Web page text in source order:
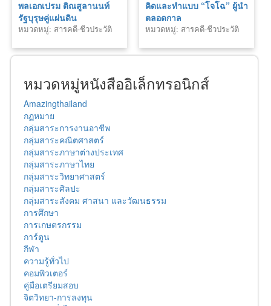
พลเอกเปรม ติณสูลานนท์
รัฐบุรุษคู่แผ่นดิน
หมวดหมู่: สารคดี-ชีวประวัติ
คิดและทำแบบ “โจโฉ” ผู้นำ
ตลอดกาล
หมวดหมู่: สารคดี-ชีวประวัติ
หมวดหมู่หนังสืออิเล็กทรอนิกส์
Amazingthailand
กฏหมาย
กลุ่มสาระการงานอาชีพ
กลุ่มสาระคณิตศาสตร์
กลุ่มสาระภาษาต่างประเทศ
กลุ่มสาระภาษาไทย
กลุ่มสาระวิทยาศาสตร์
กลุ่มสาระศิลปะ
กลุ่มสาระสังคม ศาสนา และวัฒนธรรม
การศึกษา
การเกษตรกรรม
การ์ตูน
กีฬา
ความรู้ทั่วไป
คอมพิวเตอร์
คู่มือเตรียมสอบ
จิตวิทยา-การลงทุน